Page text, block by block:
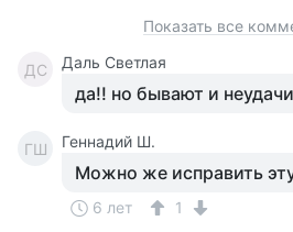
Показать все
ДС Даль Светлая
да!! но бывают и неудачи
ГШ Геннадий Ш.
Можно же исправить
6 лет 1